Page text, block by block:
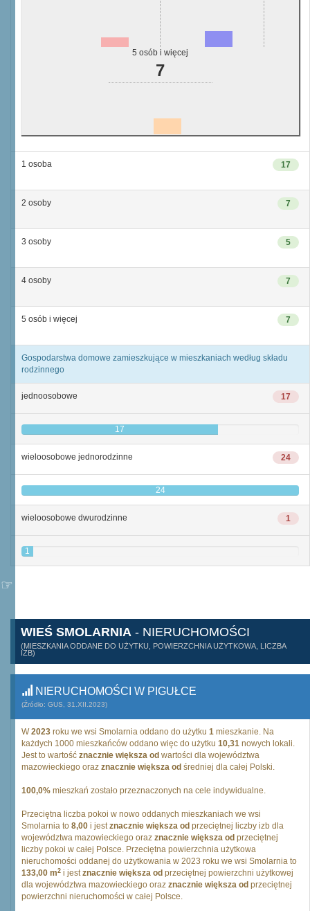
5 osób i więcej
7
17
1 osoba
7
2 osoby
5
3 osoby
7
4 osoby
7
5 osób i więcej
Gospodarstwa domowe zamieszkujące w mieszkaniach według składu
rodzinnego
17
jednoosobowe
17
24
wieloosobowe jednorodzinne
24
1
wieloosobowe dwurodzinne
1
WIEŚ SMOLARNIA - NIERUCHOMOŚCI
(MIESZKANIA ODDANE DO UŻYTKU, POWIERZCHNIA UŻYTKOWA, LICZBA
IZB)
NIERUCHOMOŚCI W PIGUŁCE
(Źródło: GUS, 31.XII.2023)
W2023 roku we wsi Smolarnia oddano do użytku 1 mieszkanie. Na
każdych 1000 mieszkańców oddano więc do użytku 10,31 nowych lokali.
Jest to wartość znacznie większa od wartości dla województwa
mazowieckiego oraz znacznie większa od średniej dla całej Polski.
100,0% mieszkań zostało przeznaczonych na cele indywidualne.
Przeciętna liczba pokoi w nowo oddanych mieszkaniach we wsi
Smolarnia to 8,00 i jestznacznie większa od przeciętnej liczby izb dla
województwa mazowieckiego oraz znacznie większa od przeciętnej
liczby pokoi w całej Polsce. Przeciętna powierzchnia użytkowa
nieruchomości oddanej do użytkowania w 2023 roku we wsi Smolarnia to
133,00 m2 i jestznacznie większa od przeciętnej powierzchni użytkowej
dla województwa mazowieckiego oraz znacznie większa od przeciętnej
powierzchni nieruchomości w całej Polsce.